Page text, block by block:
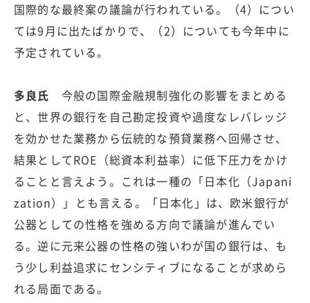
国際的な最終案の議論が行われている。（4）につい
ては9月に出たばかりで、（2）についても今年中に
予定されている。
多良氏 今般の国際金融規制強化の影響をまとめる
と、世界の銀行を自己勘定投資や過度なレバレッジ
を効かせた業務から伝統的な預貸業務へ回帰させ、
結果としてROE（総資本利益率）に低下圧力をかけ
ることと言えよう。これは一種の「日本化（Japani
zation）」とも言える。「日本化」は、欧米銀行が
公器としての性格を強める方向で議論が進んでい
る。逆に元来公器の性格の強いわが国の銀行は、も
う少し利益追求にセンシティブになることが求めら
れる局面である。